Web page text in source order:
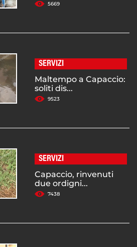
5669
SERVIZI
Maltempo a Capaccio:
soliti dis...
9523
SERVIZI
Capaccio, rinvenuti
due ordigni...
7438